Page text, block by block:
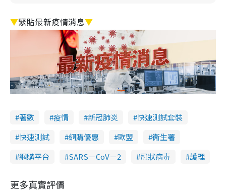
▼緊貼最新疫情消息▼
著數 疫情 新冠肺炎
快速測試套裝
快速測試
網購優惠 歐盟
衞生署
網購平台
SARS－CoV－2 冠狀病毒 護理
更多真實評價